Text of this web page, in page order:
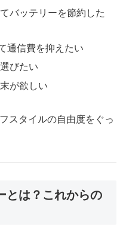
バッテリーを節約した
通信費を抑えたい
びたい
が欲しい
スタイルの自由度をぐっ
とは？これからの